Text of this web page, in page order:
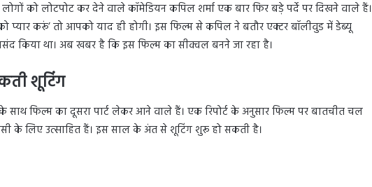
लोगों को लोटपोट कर देने वाले कॉमेडियन कपिल शर्मा एक बार फिर बड़े पर्दे पर दिखने वाले हैं।
प्यार करूं’ तो आपको याद ही होगी। इस फिल्म से कपिल ने बतौर एक्टर बॉलीवुड में डेब्यू
किया था। अब खबर है कि इस फिल्म का सीक्वल बनने जा रहा है।
शूटिंग
साथ फिल्म का दूसरा पार्ट लेकर आने वाले हैं। एक रिपोर्ट के अनुसार फिल्म पर बातचीत चल
के लिए उत्साहित हैं। इस साल के अंत से शूटिंग शुरू हो सकती है।